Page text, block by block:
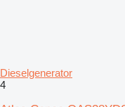
Dieselgenerator
4